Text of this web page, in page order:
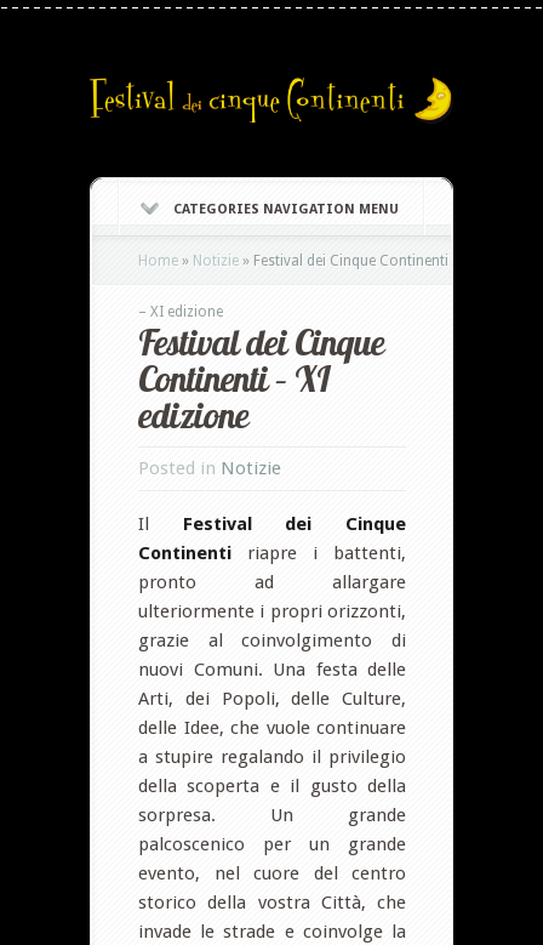
CATEGORIES NAVIGATION MENU
Home » Notizie » Festival dei Cinque Continenti
– XI edizione
Festival dei Cinque
Continenti – XI
edizione
Posted in Notizie
Il Festival dei Cinque
Continenti riapre i battenti,
pronto ad allargare
ulteriormente i propri orizzonti,
grazie al coinvolgimento di
nuovi Comuni. Una festa delle
Arti, dei Popoli, delle Culture,
delle Idee, che vuole continuare
a stupire regalando il privilegio
della scoperta e il gusto della
sorpresa. Un grande
palcoscenico per un grande
evento, nel cuore del centro
storico della vostra Città, che
invade le strade e coinvolge la